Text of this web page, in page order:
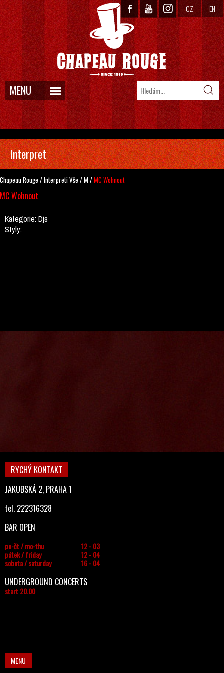
CZ EN
MENU
Interpret
Chapeau Rouge /InterpretiVše /M/MC Wohnout
MC Wohnout
Kategorie:Djs
Styly:
RYCHÝ KONTAKT
JAKUBSKÁ 2, PRAHA 1
tel. 222316328
BAR OPEN
po-čt / mo-thu
12 - 03
pátek / friday
12 - 04
sobota / saturday
16 - 04
UNDERGROUND CONCERTS
start 20.00
MENU